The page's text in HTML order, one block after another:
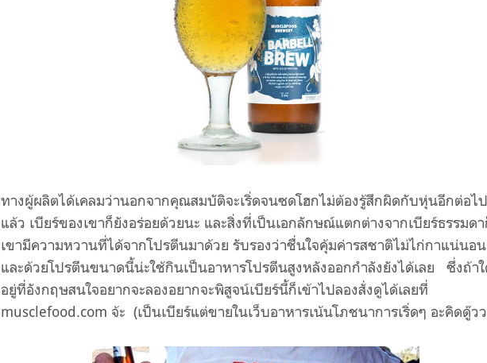
ทางผู้ผลิตได้เคลมว่านอกจากคุณสมบัติจะเริ่ดจนซดโฮกไม่ต้องรู้สึกผิดกับหุ่นอีกต่อไป
แล้ว เบียร์ของเขาก็ยังอร่อยด้วยนะ และสิ่งที่เป็นเอกลักษณ์แตกต่างจากเบียร์ธรรมด
เขามีความหวานที่ได้จากโปรตีนมาด้วย รับรองว่าชื่นใจคุ้มค่ารสชาติไม่ไก่กาแน่นอน
และด้วยโปรตีนขนาดนี้น่ะใช้กินเป็นอาหารโปรตีนสูงหลังออกกำลังยังได้เลย ซึ่งถ้า
อยู่ที่อังกฤษสนใจอยากจะลองอยากจะพิสูจน์เบียร์นี้ก็เข้าไปลองสั่งดูได้เลยที่
musclefood.com จ้ะ (เป็นเบียร์แต่ขายในเว็บอาหารเน้นโภชนาการเริ่ดๆ อะคิดดู๊ว